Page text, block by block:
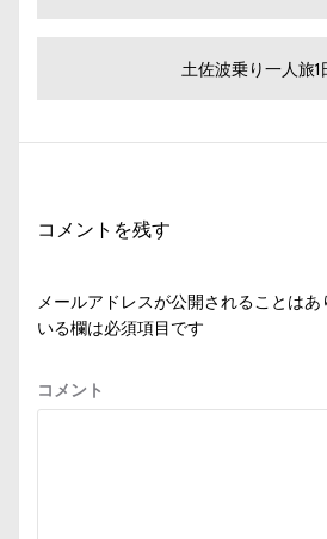
ョ
次
稿:
土佐波乗り一人旅1
コメントを残す
メールアドレスが公開されることはあ
いる欄は必須項目です
コメント